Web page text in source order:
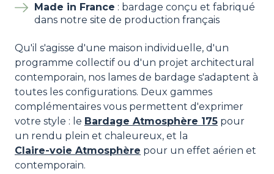
Made in France : bardage conçu et fabriqué
dans notre site de production français
Qu'il s'agisse d'une maison individuelle, d'un
programme collectif ou d'un projet architectural
contemporain, nos lames de bardage s'adaptent à
toutes les configurations. Deux gammes
complémentaires vous permettent d'exprimer
votre style : le Bardage Atmosphère 175 pour
un rendu plein et chaleureux, et la
Claire-voie Atmosphère pour un effet aérien et
contemporain.